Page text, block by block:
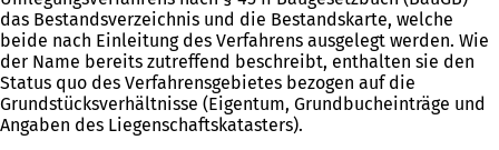
das Bestandsverzeichnis und die Bestandskarte, welche
beide nach Einleitung des Verfahrens ausgelegt werden. Wie
der Name bereits zutreffend beschreibt, enthalten sie den
Status quo des Verfahrensgebietes bezogen auf die
Grundstücksverhältnisse (Eigentum, Grundbucheinträge und
Angaben des Liegenschaftskatasters).